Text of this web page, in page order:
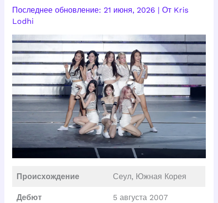
21 июня, 2026 | От Kris
Lodhi
Происхождение Сеул, Южная Корея
Дебют 5 августа 2007